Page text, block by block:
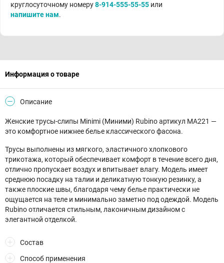
круглосуточному номеру8-914-555-55-55 или
напишите нам.
Информация о товаре
Описание
Женские трусы-слипы Minimi (Миними) Rubino артикул MA221 —
это комфортное нижнее белье классического фасона.
Трусы выполнены из мягкого, эластичного хлопкового
трикотажа, который обеспечивает комфорт в течение всего дня,
отлично пропускает воздух и впитывает влагу. Модель имеет
среднюю посадку на талии и деликатную тонкую резинку, а
также плоские швы, благодаря чему белье практически не
ощущается на теле и минимально заметно под одеждой. Модель
Rubino отличается стильным, лаконичным дизайном с
элегантной отделкой.
Состав
Способ применения